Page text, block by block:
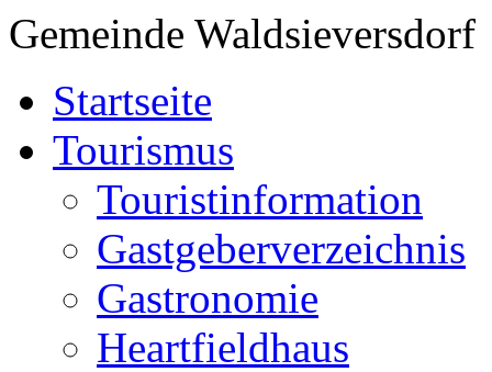
Gemeinde Waldsieversdorf
Startseite
Tourismus
Touristinformation
Gastgeberverzeichnis
Gastronomie
Heartfieldhaus